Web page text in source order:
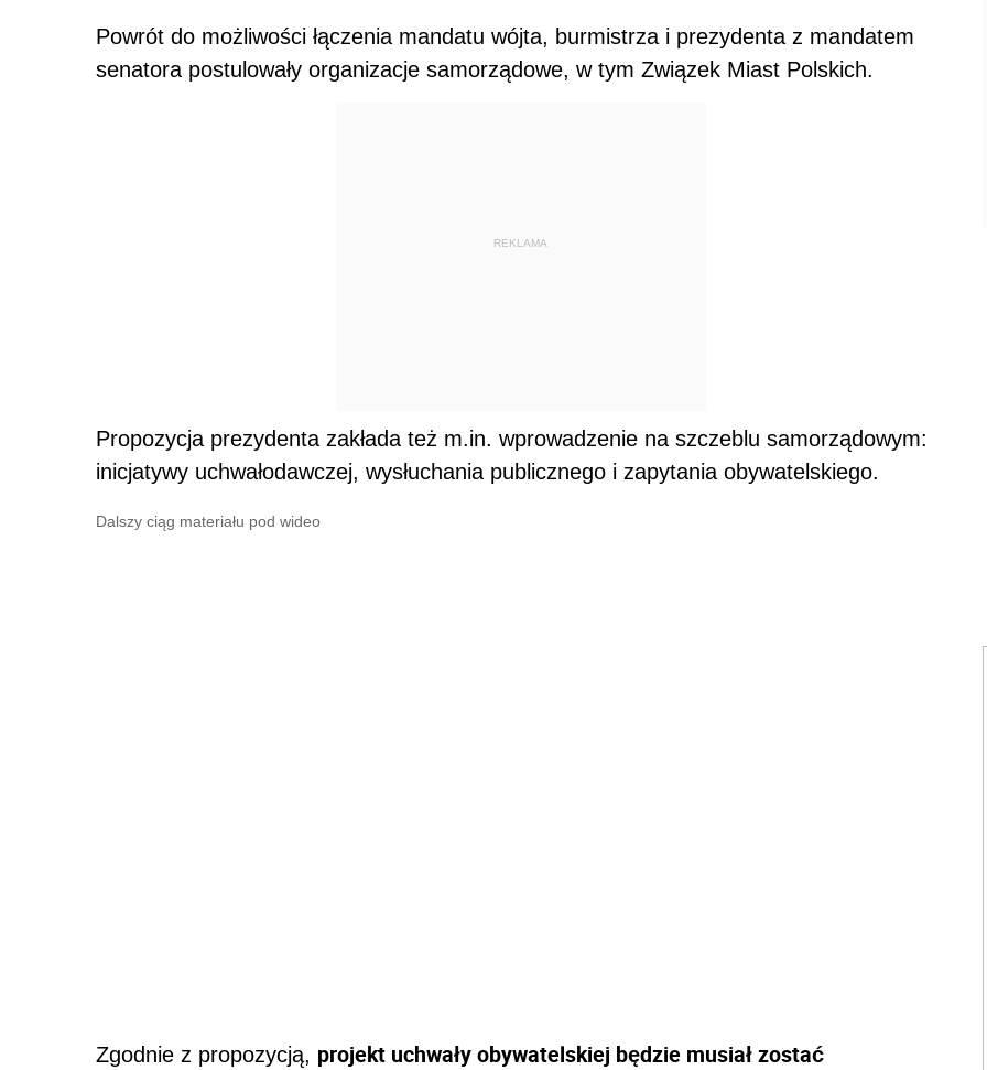
Powrót do możliwości łączenia mandatu wójta, burmistrza i prezydenta z mandatem
senatora postulowały organizacje samorządowe, w tym Związek Miast Polskich.
REKLAMA
Propozycja prezydenta zakłada też m.in. wprowadzenie na szczeblu samorządowym:
inicjatywy uchwałodawczej, wysłuchania publicznego i zapytania obywatelskiego.
Dalszy ciąg materiału pod wideo
Zgodnie z propozycją, projekt uchwały obywatelskiej będzie musiał zostać